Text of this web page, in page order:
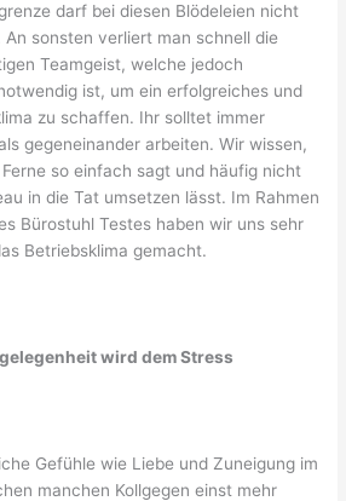
darf bei diesen Blödeleien nicht
sonsten verliert man schnell die
Teamgeist, welche jedoch
ist, um ein erfolgreiches und
zu schaffen. Ihr solltet immer
gegeneinander arbeiten. Wir wissen,
so einfach sagt und häufig nicht
in die Tat umsetzen lässt. Im Rahmen
Bürostuhl Testes haben wir uns sehr
Betriebsklima gemacht.
wird dem Stress
Gefühle wie Liebe und Zuneigung im
manchen Kollgegen einst mehr